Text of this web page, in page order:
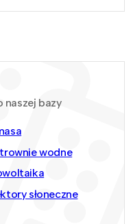
naszej bazy
wodne
słoneczne